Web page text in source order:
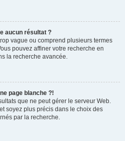
aucun résultat ?
vague ou comprend plusieurs termes
pouvez affiner votre recherche en
la recherche avancée.
page blanche ?!
que ne peut gérer le serveur Web.
soyez plus précis dans le choix des
par la recherche.